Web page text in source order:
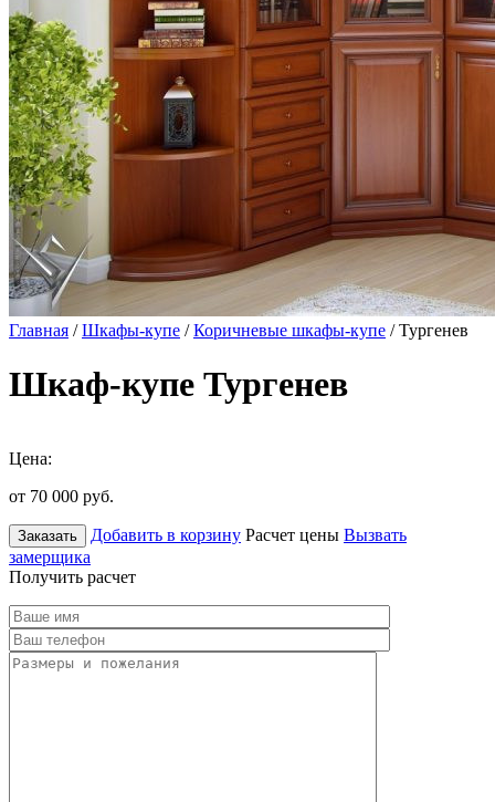
Главная /Шкафы-купе /Коричневые шкафы-купе / Тургенев
Шкаф-купе Тургенев
Цена:
от 70 000 руб.
Заказать Добавить в корзину Расчет цены Вызвать
замерщика
Получить расчет